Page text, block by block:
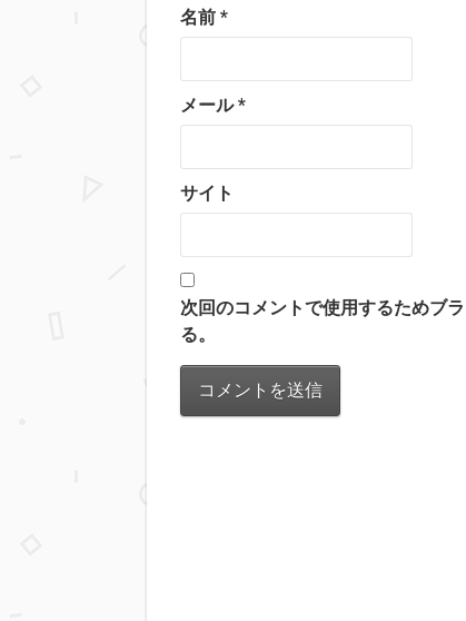
名前 *
メール*
サイト
次回のコメントで使用するためブ
る。